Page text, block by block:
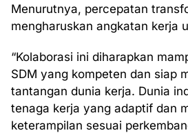
Menurutnya, percepatan
mengharuskan angkatan kerja
“Kolaborasi ini diharapkan
SDM yang kompeten dan siap
tantangan dunia kerja. Dunia
tenaga kerja yang adaptif dan
keterampilan sesuai